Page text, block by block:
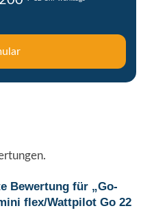
Bewertung für „Go-
flex/Wattpilot Go 22